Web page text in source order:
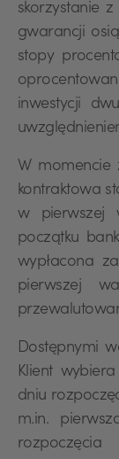
skorzystanie
gwarancji
stopy
inwestycji
W momencie
kontraktowa
w pierwszej
początku
wypłacona
pierwszej
Dostępnymi
Klient
dniu
m.in.